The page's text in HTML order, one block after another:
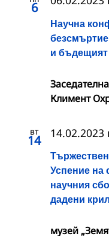
6
Научна
и бъдещият
Климент
вт
14
Успение на
научния
дадени
14.02.2023
музей